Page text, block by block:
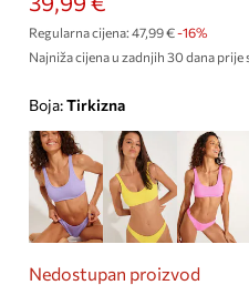
Regularna cijena: 47,99 €-16%
Najniža cijena u zadnjih 30 dana prije
Boja: tirkizna
Nedostupan proizvod